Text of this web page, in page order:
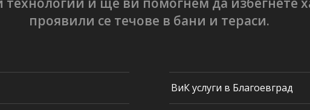
проявили се течове в бани и тераси.
ВиК услуги в Благоевград